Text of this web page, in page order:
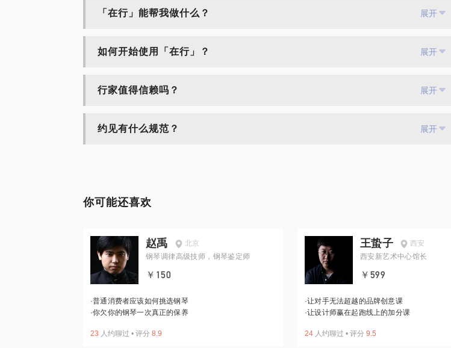
「在行」能帮我做什么？ 展开
如何开始使用「在行」？ 展开
行家值得信赖吗？ 展开
约见有什么规范？ 展开
你可能还喜欢
赵禹
北京
钢琴调律高级技师，钢琴鉴定师
￥150
·普通消费者应该如何挑选钢琴
·你欠你的钢琴一次真正的保养
23 人约聊过 • 评分 8.9
王蛰子
西安
西安新艺术中心馆长
￥599
·让对手无法超越的品牌创意课
·让设计师赢在起跑线上的加分课
24 人约聊过 • 评分 9.5